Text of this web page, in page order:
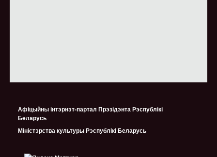
Афіцыйны інтэрнэт-партал Прэзідэнта Рэспублікі
Беларусь
Міністэрства культуры Рэспублiкi Беларусь